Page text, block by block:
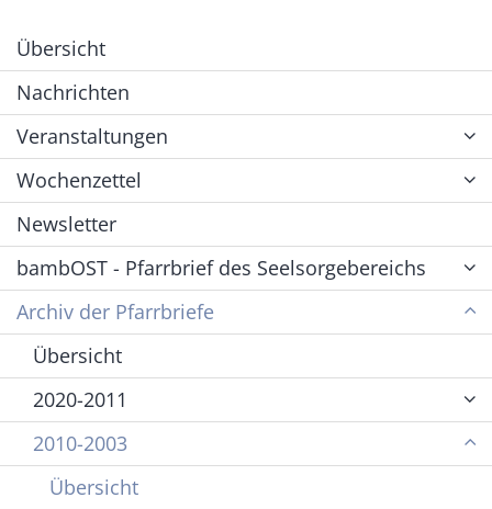
Übersicht
Nachrichten
Veranstaltungen
Wochenzettel
Newsletter
bambOST - Pfarrbrief des Seelsorgebereichs
Archiv der Pfarrbriefe
Übersicht
2020-2011
2010-2003
Übersicht